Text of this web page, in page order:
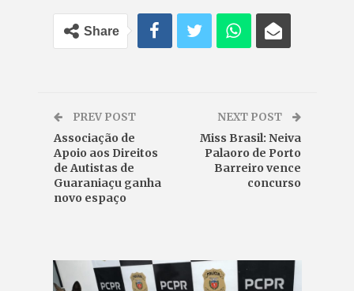
Share
PREV POST
Associação de
Apoio aos Direitos
de Autistas de
Guaraniaçu ganha
novo espaço
NEXT POST
Miss Brasil: Neiva
Palaoro de Porto
Barreiro vence
concurso